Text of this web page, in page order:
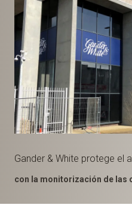
Gander & White protege el
con la monitorización de las